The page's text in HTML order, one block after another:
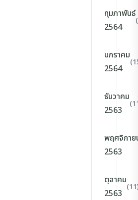
กุมภาพันธ์
2564
มกราคม
2564
ธันวาคม
2563
พฤศจิกาย
2563
ตุลาคม
2563